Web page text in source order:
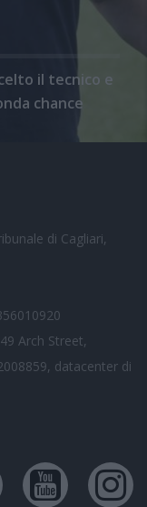
il tecnico e
chance
di Cagliari,
Arch Street,
datacenter di